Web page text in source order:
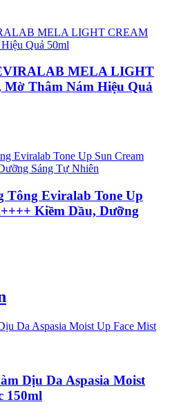
MELA LIGHT
Thâm Nám Hiệu Quả
Tông Eviralab Tone Up
Kiềm Dầu, Dưỡng
Dịu Da Aspasia Moist
150ml